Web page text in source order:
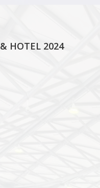
HOTEL 2024